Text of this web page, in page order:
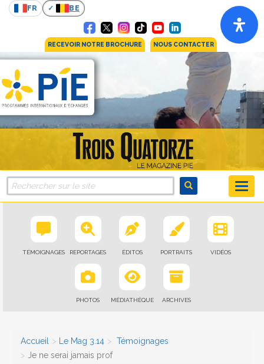
FR BE
RECEVOIR NOTRE BROCHURE NOUS CONTACTER
TÉMOIGNAGES REPORTAGES ÉDITOS PORTRAITS VIDÉOS
PHOTOS MÉDIATHÈQUE ARCHIVES
Accueil Le Mag 3.14
Témoignages
Je ne serai jamais prof